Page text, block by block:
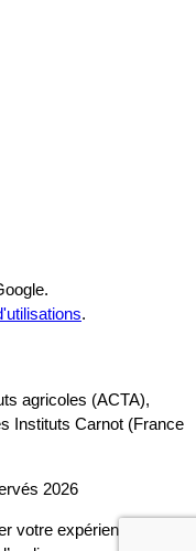
.
agricoles (ACTA),
Instituts Carnot (France
2026
votre expérience